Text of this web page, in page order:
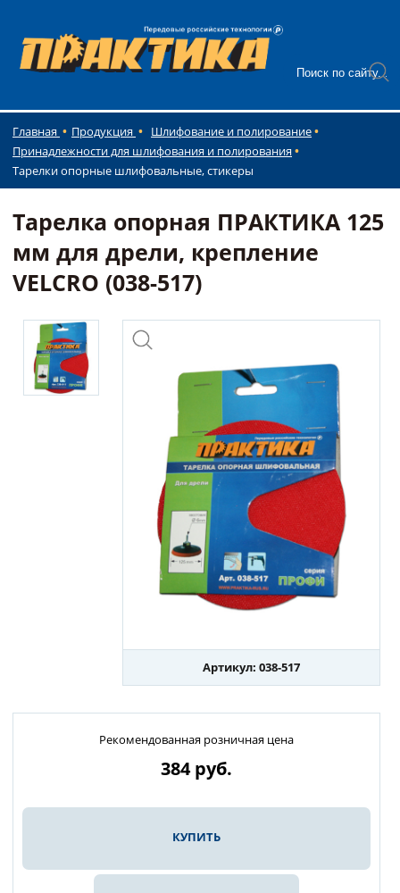
Главная Продукция
Шлифование и полирование
Принадлежности для шлифования и полирования
Тарелки опорные шлифовальные, стикеры
Тарелка опорная ПРАКТИКА 125
мм для дрели, крепление
VELCRO (038-517)
Артикул: 038-517
Рекомендованная розничная цена
384руб.
КУПИТЬ